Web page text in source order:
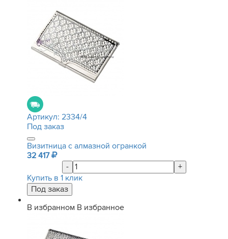
Артикул: 2334/4
Под заказ
Визитница с алмазной огранкой
32 417
-
+
Купить в 1 клик
В избранном В избранное